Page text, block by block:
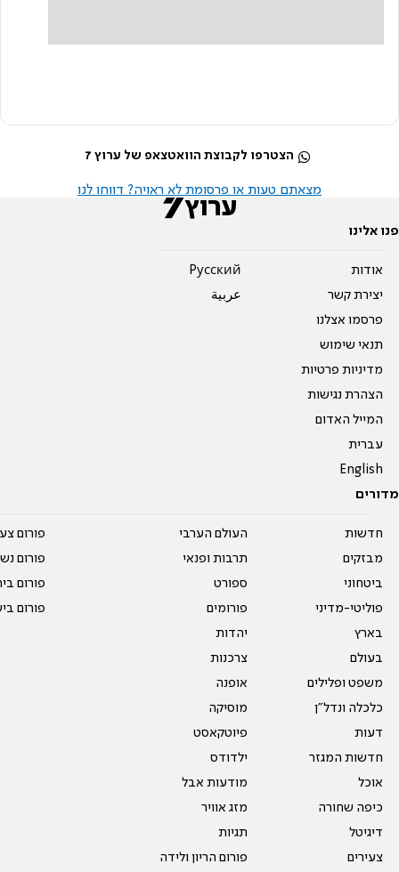
הצטרפו לקבוצת הוואטצאפ של ערוץ 7
מצאתם טעות או פרסומת לא ראויה? דווחו לנו
פנו אלינו
אודות
יצירת קשר
פרסמו אצלנו
תנאי שימוש
מדיניות פרטיות
הצהרת נגישות
המייל האדום
עברית
English
Pусский
عربية
מדורים
חדשות
מבזקים
ביטחוני
פוליטי-מדיני
בארץ
בעולם
משפט ופלילים
כלכלה ונדל"ן
דעות
חדשות המגזר
אוכל
כיפה שחורה
דיגיטל
צעירים
העולם הערבי
תרבות ופנאי
ספורט
פורומים
יהדות
צרכנות
אופנה
מוסיקה
פיוטקאסט
ילדודס
מודעות אבל
מזג אוויר
תגיות
פורום הריון ולידה
פורום
פורום
פורום
פורום